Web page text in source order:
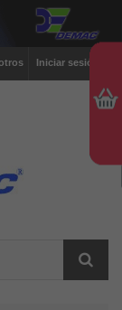
Iniciar sesión